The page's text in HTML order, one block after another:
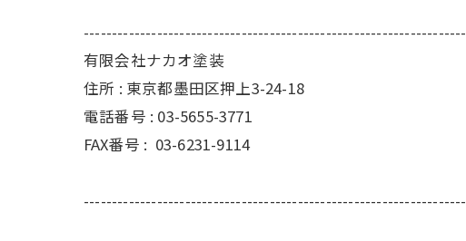
--------------------------------------------------------------------
有限会社ナカオ塗装
住所 : 東京都墨田区押上3-24-18
電話番号 : 03-5655-3771
FAX番号 : 03-6231-9114
--------------------------------------------------------------------